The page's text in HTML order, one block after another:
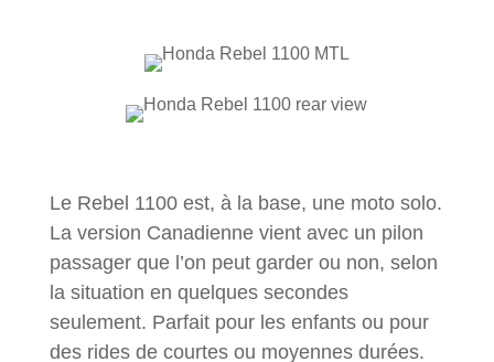
Le Rebel 1100 est, à la base, une moto solo.
La version Canadienne vient avec un pilon
passager que l’on peut garder ou non, selon
la situation en quelques secondes
seulement. Parfait pour les enfants ou pour
des rides de courtes ou moyennes durées.